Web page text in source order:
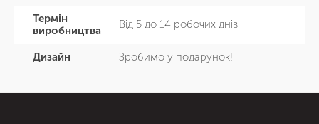
Термін
виробництва
Від 5 до 14 робочих днів
Дизайн Зробимо у подарунок!